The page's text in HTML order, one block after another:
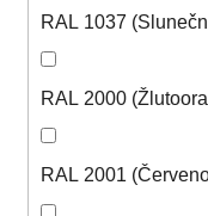
RAL 1037
RAL 2000
RAL 2001